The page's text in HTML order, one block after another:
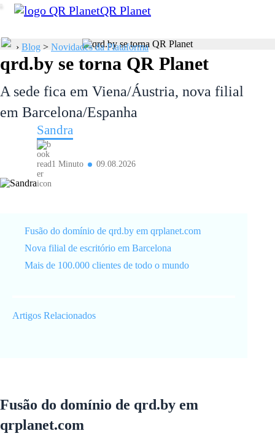
QR Planet
› Blog > Novidades da Plataforma
qrd.by se torna QR Planet
A sede fica em Viena/Áustria, nova filial
em Barcelona/Espanha
Sandra
1 Minuto 09.08.2026
Fusão do domínio de qrd.by em qrplanet.com
Nova filial de escritório em Barcelona
Mais de 100.000 clientes de todo o mundo
Artigos Relacionados
Fusão do domínio de qrd.by em
qrplanet.com